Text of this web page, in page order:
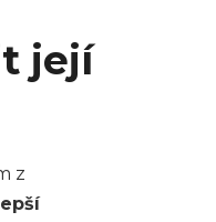
její
z